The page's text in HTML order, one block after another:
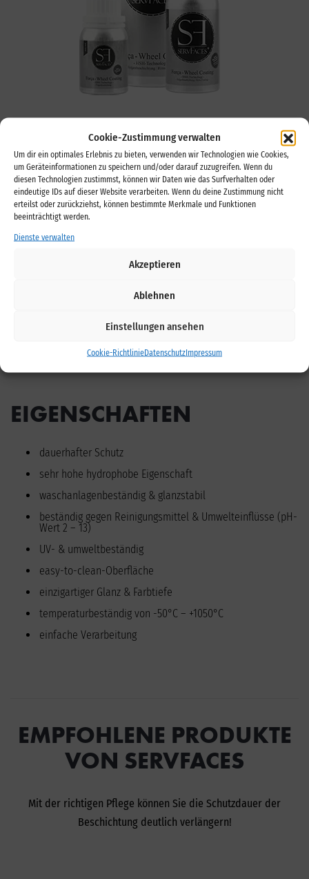
Cookie-Zustimmung verwalten
Um dir ein optimales Erlebnis zu bieten, verwenden wir Technologien wie Cookies,
um Geräteinformationen zu speichern und/oder darauf zuzugreifen. Wenn du
diesen Technologien zustimmst, können wir Daten wie das Surfverhalten oder
eindeutige IDs auf dieser Website verarbeiten. Wenn du deine Zustimmung nicht
erteilst oder zurückziehst, können bestimmte Merkmale und Funktionen
beeinträchtigt werden.
Dienste verwalten
Akzeptieren
Ablehnen
Einstellungen ansehen
Cookie-RichtlinieDatenschutzImpressum
GEBINDE
100 ml | 250 ml | 1000 ml
Technisches Datenblatt
ANWENDUNGSGEBIETE
Chromfelgen
EIGENSCHAFTEN
dauerhafter Schutz
sehr hohe hydrophobe Eigenschaft
waschanlagenbeständig & glanzstabil
beständig gegen Reinigungsmittel & Umwelteinflüsse (pH-
Wert 2 – 13)
UV- & umweltbeständig
easy-to-clean-Oberfläche
einzigartiger Glanz & Farbtiefe
temperaturbeständig von -50°C – +1050°C
einfache Verarbeitung
EMPFOHLENE PRODUKTE
VON SERVFACES
Mit der richtigen Pflege können Sie die Schutzdauer der
Beschichtung deutlich verlängern!